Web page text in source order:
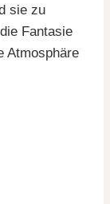
sie zu
Fantasie
Atmosphäre